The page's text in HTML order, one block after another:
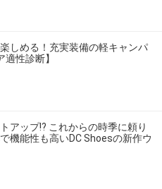
しめる！充実装備の軽キャンパ
性診断】
アップ!? これからの時季に頼り
機能性も高いDC Shoesの新作ウ